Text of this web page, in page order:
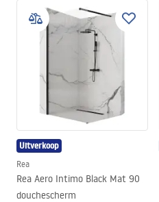
Uitverkoop
Rea
Rea Aero Intimo Black Mat 90
douchescherm